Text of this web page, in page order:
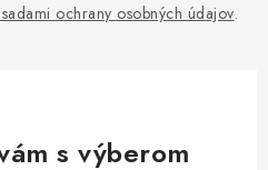
ochrany osobných údajov.
s výberom